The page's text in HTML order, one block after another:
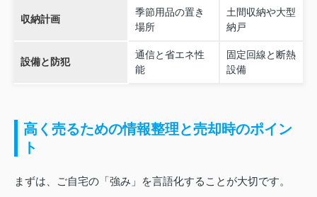
収納計画
季節用品の置き
場所
土間収納や大型
納戸
設備と防犯
通信と省エネ性
能
固定回線と断熱
設備
高く売るための情報整理と売却時のポイン
ト
まずは、ご自宅の「強み」を言語化することが大切です。